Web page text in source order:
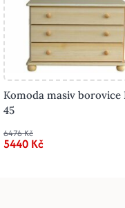
Komoda masiv borovice
45
6476 Kč
5440 Kč